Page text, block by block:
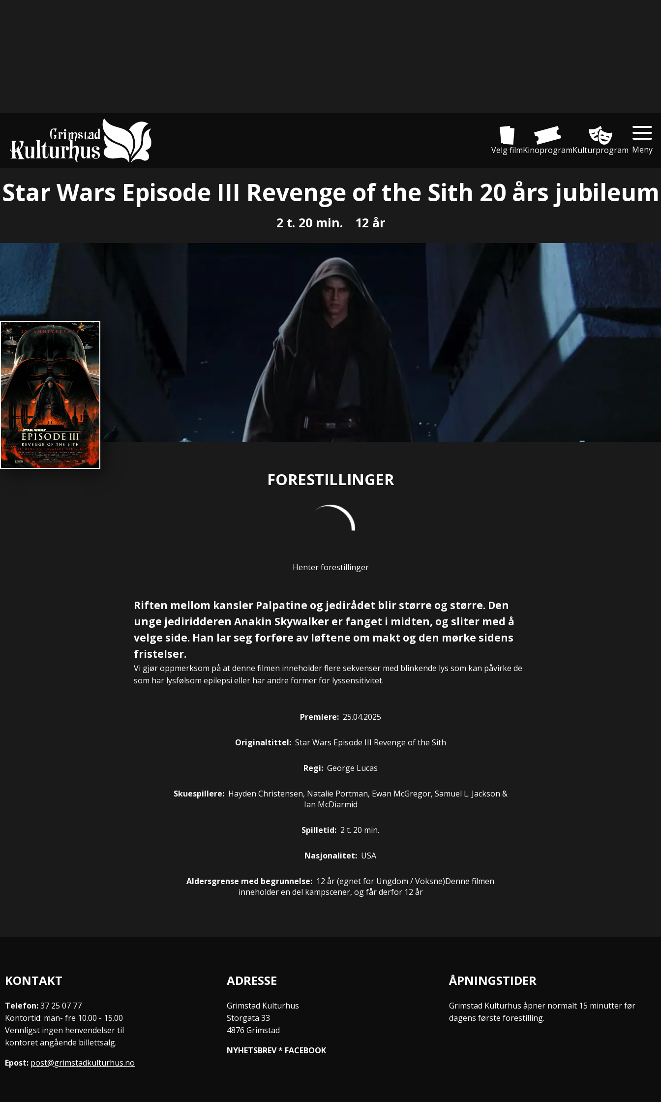
Velg filmKinoprogramKulturprogram Meny
Star Wars Episode III Revenge of the Sith 20 års jubileum
2 t. 20 min. 12 år
FORESTILLINGER
Henter forestillinger
Riften mellom kansler Palpatine og jedirådet blir større og større. Den
unge jediridderen Anakin Skywalker er fanget i midten, og sliter med å
velge side. Han lar seg forføre av løftene om makt og den mørke sidens
fristelser.
Vi gjør oppmerksom på at denne filmen inneholder flere sekvenser med blinkende lys som kan påvirke de
som har lysfølsom epilepsi eller har andre former for lyssensitivitet.
Premiere: 25.04.2025
Originaltittel: Star Wars Episode III Revenge of the Sith
Regi: George Lucas
Skuespillere: Hayden Christensen, Natalie Portman, Ewan McGregor, Samuel L. Jackson &
Ian McDiarmid
Spilletid: 2 t. 20 min.
Nasjonalitet: USA
Aldersgrense med begrunnelse: 12 år(egnet for Ungdom / Voksne)Denne filmen
inneholder en del kampscener, og får derfor 12 år
KONTAKT
Telefon:37 25 07 77
Kontortid: man- fre 10.00 - 15.00
Vennligst ingen henvendelser til
kontoret angående billettsalg.
Epost: post@grimstadkulturhus.no
ADRESSE
Grimstad Kulturhus
Storgata 33
4876 Grimstad
NYHETSBREV* FACEBOOK
ÅPNINGSTIDER
Grimstad Kulturhus åpner normalt 15 minutter før
dagens første forestilling.